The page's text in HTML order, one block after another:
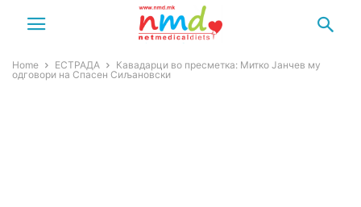
Home ЕСТРАДА
Кавадарци во пресметка: Митко Јанчев му
одговори на Спасен Сиљановски